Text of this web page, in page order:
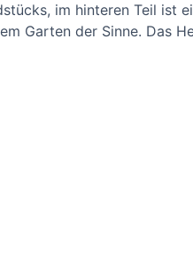
im hinteren Teil ist
Garten der Sinne. Das